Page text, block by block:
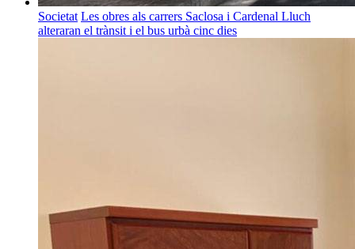
Societat Les obres als carrers Saclosa i Cardenal Lluch
alteraran el trànsit i el bus urbà cinc dies